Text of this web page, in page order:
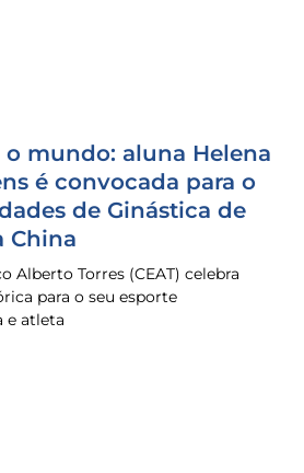
o mundo: aluna Helena
é convocada para o
de Ginástica de
China
Alberto Torres (CEAT) celebra
para o seu esporte
e atleta